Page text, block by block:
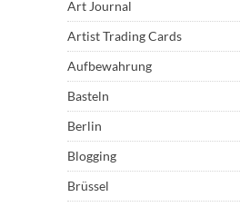
Art Journal
Artist Trading Cards
Aufbewahrung
Basteln
Berlin
Blogging
Brüssel